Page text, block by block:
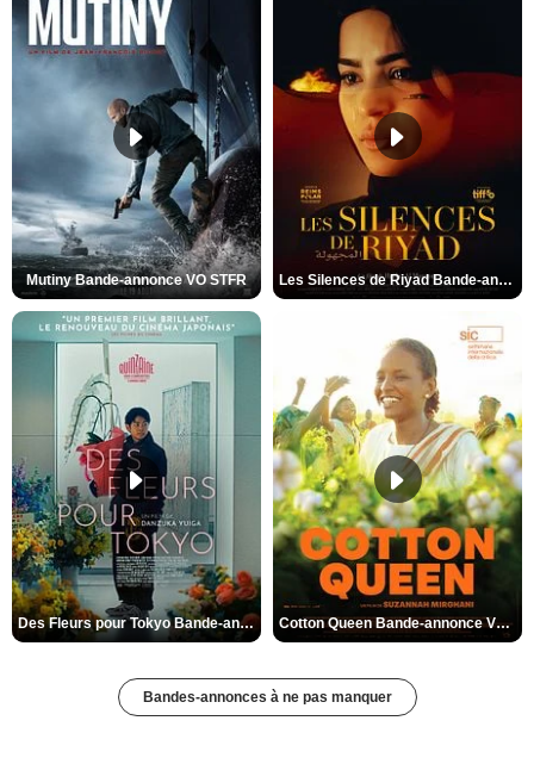
Mutiny Bande-annonce VO STFR Les Silences de Riyad Bande-annonce VO STFR
Des Fleurs pour Tokyo Bande-annonce VO STFR Cotton Queen Bande-annonce VO STFR
Bandes-annonces à ne pas manquer